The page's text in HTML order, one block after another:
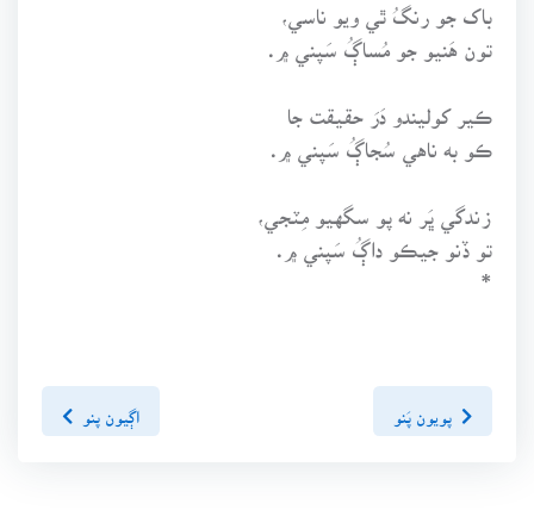
باک جو رنگُ ٿي ويو ناسي،
تون هَنيو جو مُساڳُ سَپني ۾.
ڪير کوليندو دَرَ حقيقت جا
ڪو به ناهي سُجاڳُ سَپني ۾.
زندگي ڀَر نه پو سگهيو مِٽجي،
تو ڏنو جيڪو داڳُ سَپني ۾.
*
پويون پَنو اڳيون پنو